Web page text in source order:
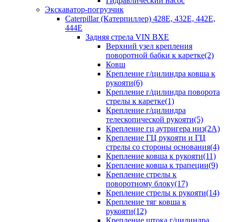
Экскаватор-погрузчик
Caterpillar (Катерпиллер) 428E, 432E, 442E,
444E
Задняя стрела VIN BXE
Верхний узел крепления
поворотной бабки к каретке(2)
Ковш
Крепление г/цилиндра ковша к
рукояти(6)
Крепление г/цилиндра поворота
стрелы к каретке(1)
Крепление г/цилиндра
телескопической рукояти(5)
Крепление гц аутригера низ(2А)
Крепление ГЦ рукояти и ГЦ
стрелы со стороны основания(4)
Крепление ковша к рукояти(11)
Крепление ковша к трапеции(9)
Крепление стрелы к
поворотному блоку(17)
Крепление стрелы к рукояти(14)
Крепление тяг ковша к
рукояти(12)
Крепление штока г/цилиндра